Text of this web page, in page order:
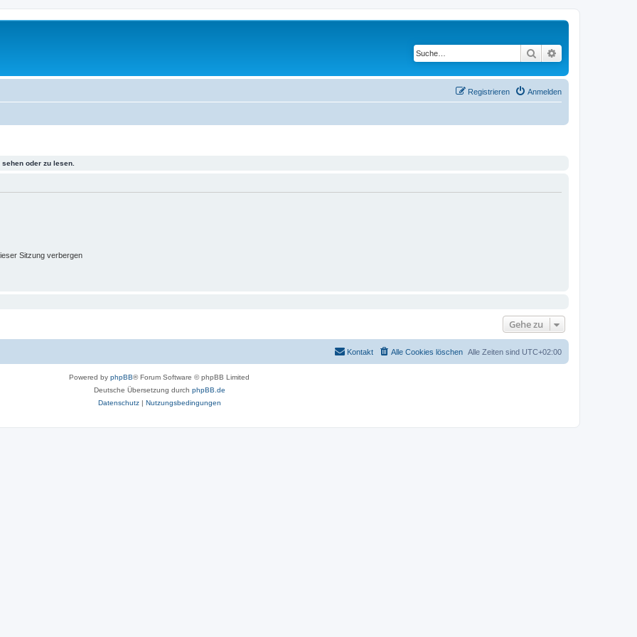
Suche
Anmelden
Registrieren
oder zu lesen.
Sitzung verbergen
Gehe zu
Alle Zeiten sind UTC+02:00
Alle Cookies löschen
Kontakt
Powered by phpBB® Forum Software © phpBB Limited
Deutsche Übersetzung durch phpBB.de
Datenschutz| Nutzungsbedingungen